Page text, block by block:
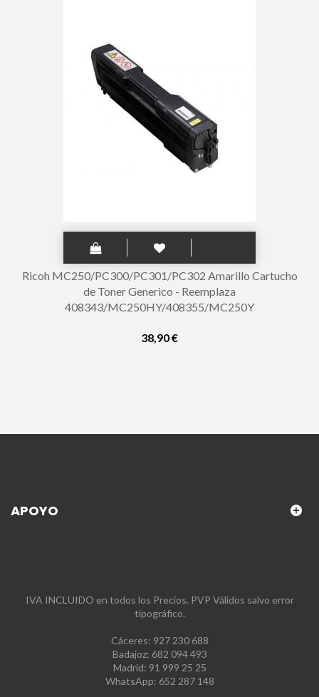
Ricoh MC250/PC300/PC301/PC302 Amarillo Cartucho
de Toner Generico - Reemplaza
408343/MC250HY/408355/MC250Y
38,90 €
APOYO
IVA INCLUIDO en todos los Precios. PVP Válidos salvo error
tipográfico.
Cáceres: 927 230 688
Badajoz: 682 094 493
Madrid: 91 999 25 25
WhatsApp: 652 287 148